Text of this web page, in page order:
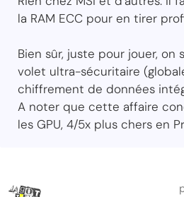
la RAM ECC pour en tirer
Bien sûr, juste pour jouer, on
volet ultra-sécuritaire
chiffrement de données
A noter que cette affaire
les GPU, 4/5x plus chers en